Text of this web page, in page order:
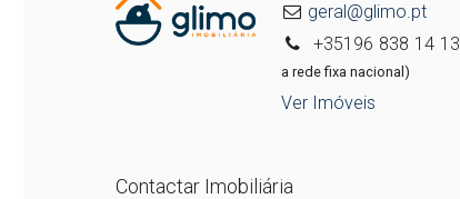
geral@glimo.pt
+35196 838 14 13
a rede fixa nacional)
Ver Imóveis
Contactar Imobiliária